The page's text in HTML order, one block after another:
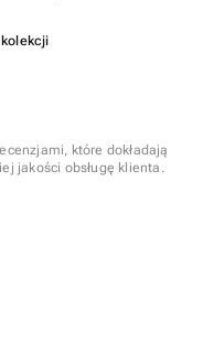
które dokładają
jakości obsługę klienta.